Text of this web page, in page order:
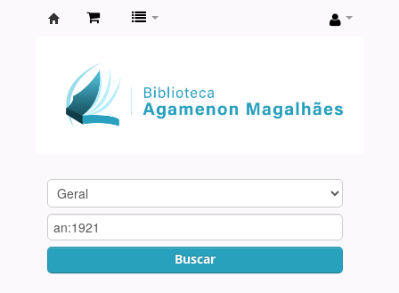
Agamenon
Magalhães
Buscar